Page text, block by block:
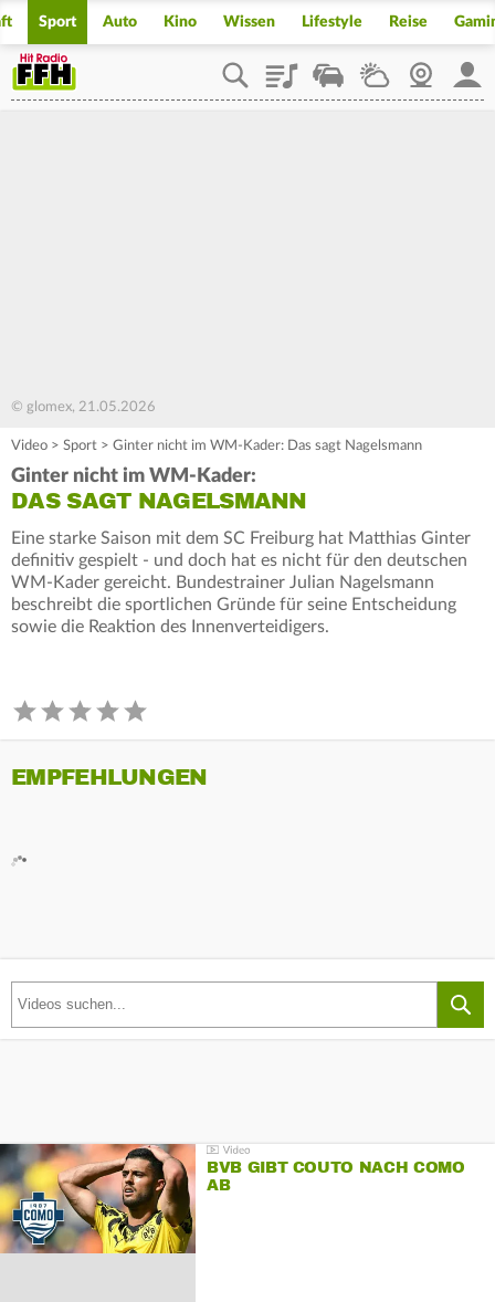
Sport Auto Kino Wissen Lifestyle Reise
PlaylistStaupilotWetterWebcam
© glomex, 21.05.2026
Video > Sport > Ginter nicht im WM-Kader: Das sagt Nagelsmann
Ginter nicht im WM-Kader:
DAS SAGT NAGELSMANN
Eine starke Saison mit dem SC Freiburg hat Matthias Ginter
definitiv gespielt - und doch hat es nicht für den deutschen
WM-Kader gereicht. Bundestrainer Julian Nagelsmann
beschreibt die sportlichen Gründe für seine Entscheidung
sowie die Reaktion des Innenverteidigers.
EMPFEHLUNGEN
BVB GIBT COUTO NACH COMO
AB